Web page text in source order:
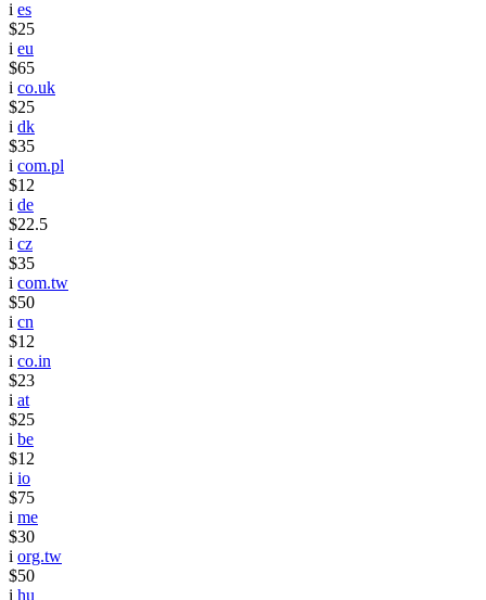
i es
$25
i eu
$65
i co.uk
$25
i dk
$35
i com.pl
$12
i de
$22.5
i cz
$35
i com.tw
$50
i cn
$12
i co.in
$23
i at
$25
i be
$12
i io
$75
i me
$30
i org.tw
$50
i hu